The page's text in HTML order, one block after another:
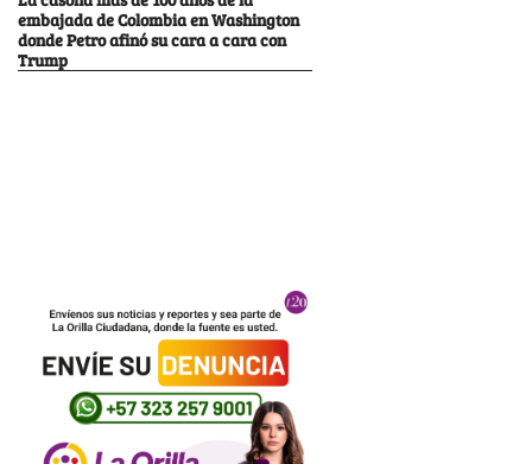
embajada de Colombia en Washington
donde Petro afinó su cara a cara con
Trump